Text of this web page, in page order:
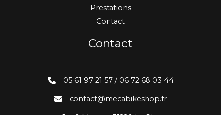
Prestations
Contact
Contact
05 61 97 21 57 / 06 72 68 03 44
contact@mecabikeshop.fr